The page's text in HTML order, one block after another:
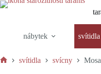
Skip
nábytek svítidla
svítidla svícny